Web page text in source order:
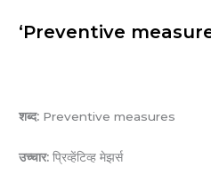
‘Preventive
शब्द: Preventive measures
उच्चार: प्रिव्हेंटिव्ह मेझर्स